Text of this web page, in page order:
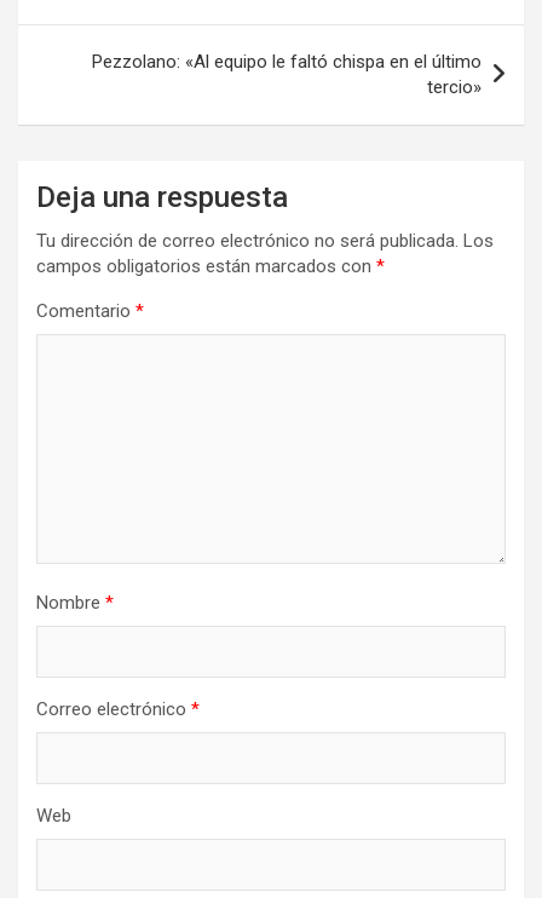
entradas
Pezzolano: «Al equipo le faltó chispa en el último
tercio»
Deja una respuesta
Tu dirección de correo electrónico no será publicada. Los
campos obligatorios están marcados con *
Comentario *
Nombre *
Correo electrónico *
Web